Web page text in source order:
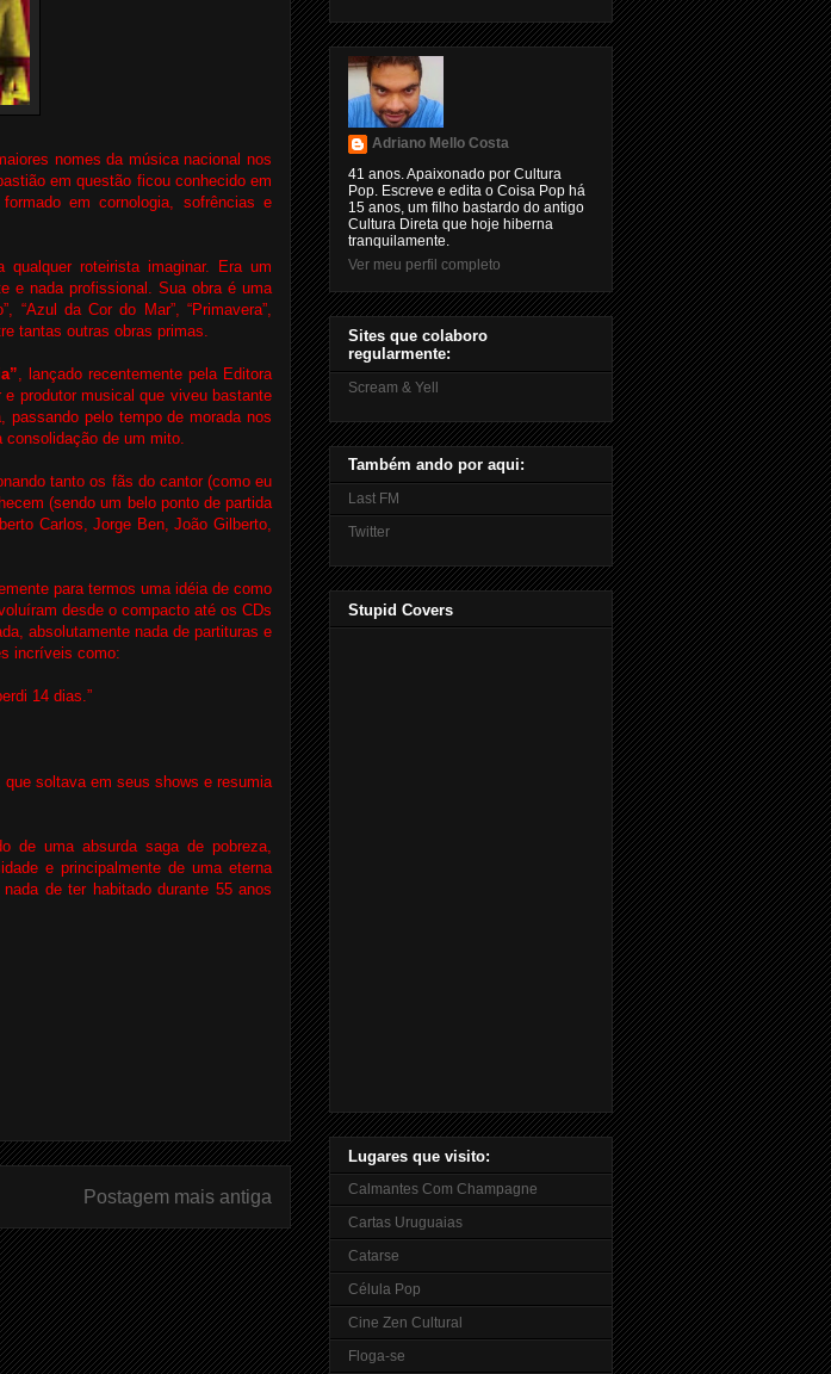
nomes da música nacional nos
em questão ficou conhecido em
em cornologia, sofrências e
roteirista imaginar. Era um
e nada profissional. Sua obra é uma
“Azul da Cor do Mar”, “Primavera”,
tantas outras obras primas.
, lançado recentemente pela Editora
produtor musical que viveu bastante
pelo tempo de morada nos
de um mito.
tanto os fãs do cantor (como eu
(sendo um belo ponto de partida
Carlos, Jorge Ben, João Gilberto,
para termos uma idéia de como
desde o compacto até os CDs
absolutamente nada de partituras e
incríveis como:
14 dias.”
soltava em seus shows e resumia
de uma absurda saga de pobreza,
e principalmente de uma eterna
de ter habitado durante 55 anos
Postagem mais antiga
Adriano Mello Costa
41 anos. Apaixonado por Cultura
Pop. Escreve e edita o Coisa Pop há
15 anos, um filho bastardo do antigo
Cultura Direta que hoje hiberna
tranquilamente.
Ver meu perfil completo
Sites que colaboro
regularmente:
Scream & Yell
Também ando por aqui:
Last FM
Twitter
Stupid Covers
Lugares que visito:
Calmantes Com Champagne
Cartas Uruguaias
Catarse
Célula Pop
Cine Zen Cultural
Floga-se